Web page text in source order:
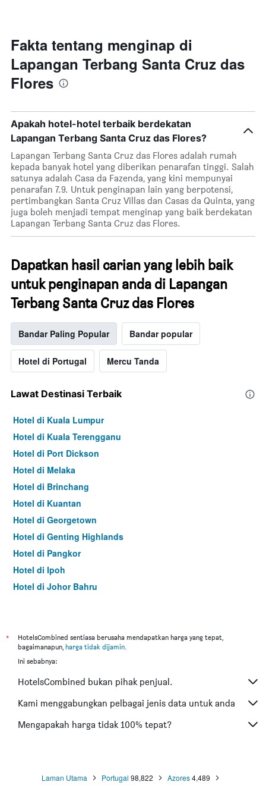
mempunyai
1
paksi
X
yang
seminggu.
Carta
mempunyai
1
paksi
Y
yang
memaparkan
purata
harga
Fakta tentang menginap di
Lapangan Terbang Santa Cruz das
Flores
Apakah hotel-hotel terbaik berdekatan
Lapangan Terbang Santa Cruz das Flores?
Lapangan Terbang Santa Cruz das Flores adalah rumah
kepada banyak hotel yang diberikan penarafan tinggi. Salah
satunya adalah Casa da Fazenda, yang kini mempunyai
penarafan 7.9. Untuk penginapan lain yang berpotensi,
pertimbangkan Santa Cruz Villas dan Casas da Quinta, yang
juga boleh menjadi tempat menginap yang baik berdekatan
Lapangan Terbang Santa Cruz das Flores.
Dapatkan hasil carian yang lebih baik
untuk penginapan anda di Lapangan
Terbang Santa Cruz das Flores
Bandar Paling Popular Bandar popular
Hotel di Portugal Mercu Tanda
Lawat Destinasi Terbaik
Hotel di Kuala Lumpur
Hotel di Kuala Terengganu
Hotel di Port Dickson
Hotel di Melaka
Hotel di Brinchang
Hotel di Kuantan
Hotel di Georgetown
Hotel di Genting Highlands
Hotel di Pangkor
Hotel di Ipoh
Hotel di Johor Bahru
Hotel di Kuching
Hotel di Tokyo
Hotel di Bangkok
Hotel di Putrajaya
Hotel di Shah Alam
*
HotelsCombined sentiasa berusaha mendapatkan harga yang tepat,
bagaimanapun, harga tidak dijamin.
Ini sebabnya:
HotelsCombined bukan pihak penjual.
Kami menggabungkan pelbagai jenis data untuk anda
Mengapakah harga tidak 100% tepat?
Laman Utama Portugal 98,822 Azores4,489